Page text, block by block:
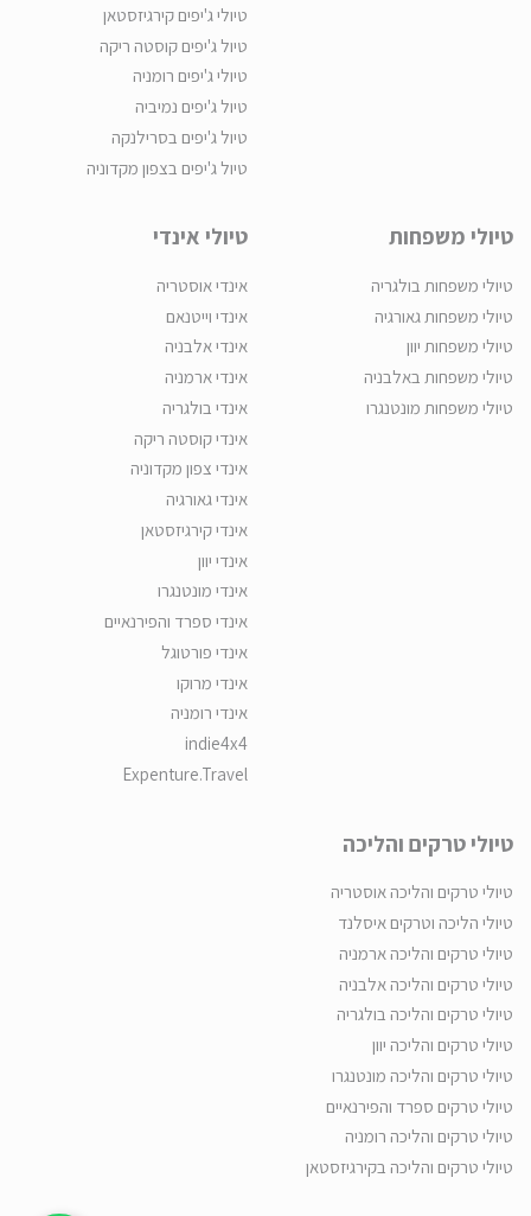
טיולי ג'יפים קירגיזסטאן
טיול ג'יפים קוסטה ריקה
טיולי ג'יפים רומניה
טיול ג'יפים נמיביה
טיול ג'יפים בסרילנקה
טיול ג'יפים בצפון מקדוניה
טיולי משפחות
טיולי משפחות בולגריה
טיולי משפחות גאורגיה
טיולי משפחות יוון
טיולי משפחות באלבניה
טיולי משפחות מונטנגרו
טיולי אינדי
אינדי אוסטריה
אינדי וייטנאם
אינדי אלבניה
אינדי ארמניה
אינדי בולגריה
אינדי קוסטה ריקה
אינדי צפון מקדוניה
אינדי גאורגיה
אינדי קירגיזסטאן
אינדי יוון
אינדי מונטנגרו
אינדי ספרד והפירנאיים
אינדי פורטוגל
אינדי מרוקו
אינדי רומניה
indie4x4
Expenture.Travel
טיולי טרקים והליכה
טיולי טרקים והליכה אוסטריה
טיולי הליכה וטרקים איסלנד
טיולי טרקים והליכה ארמניה
טיולי טרקים והליכה אלבניה
טיולי טרקים והליכה בולגריה
טיולי טרקים והליכה יוון
טיולי טרקים והליכה מונטנגרו
טיולי טרקים ספרד והפירנאיים
טיולי טרקים והליכה רומניה
טיולי טרקים והליכה בקירגיזסטאן